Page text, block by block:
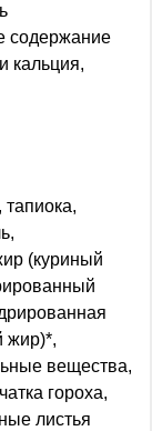
содержание
кальция,
(куриный
жир)*,
вещества,
гороха,
листья